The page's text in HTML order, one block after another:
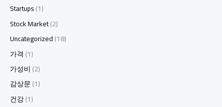
Startups(1)
Stock Market(2)
Uncategorized(18)
가격 (1)
가성비 (2)
감상문(1)
건강(1)